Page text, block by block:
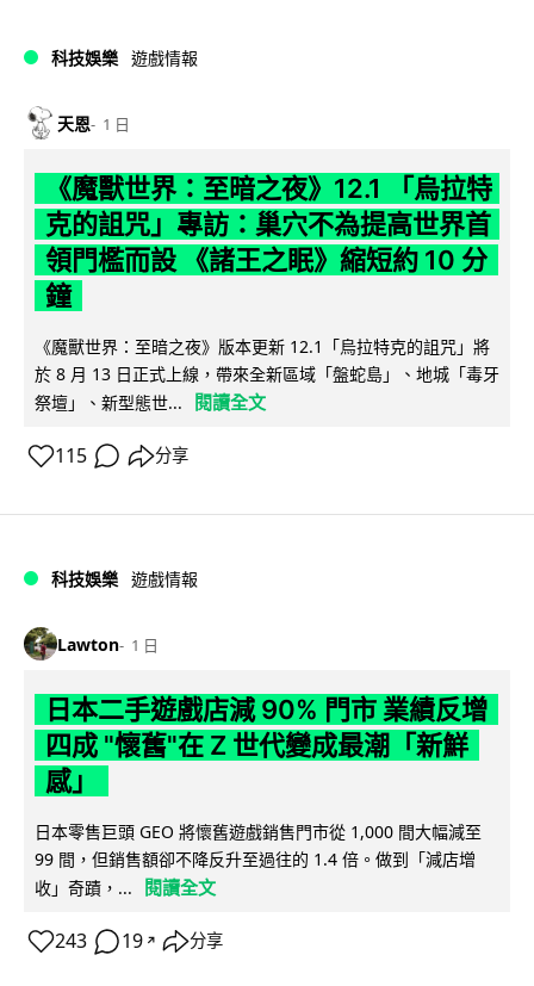
科技娛樂 遊戲情報
天恩 1 日
《魔獸世界：至暗之夜》12.1 「烏拉特
克的詛咒」專訪：巢穴不為提高世界首
領門檻而設 《諸王之眠》縮短約 10 分
鐘
《魔獸世界：至暗之夜》版本更新 12.1「烏拉特克的詛咒」將
於 8 月 13 日正式上線，帶來全新區域「盤蛇島」、地城「毒牙
祭壇」、新型態世...
閱讀全文
115 分享
科技娛樂 遊戲情報
Lawton 1 日
日本二手遊戲店減 90% 門市 業績反增
四成 "懷舊"在 Z 世代變成最潮「新鮮
感」
日本零售巨頭 GEO 將懷舊遊戲銷售門市從 1,000 間大幅減至
99 間，但銷售額卻不降反升至過往的 1.4 倍。做到「減店增
收」奇蹟，...
閱讀全文
243 19 ↗ 分享